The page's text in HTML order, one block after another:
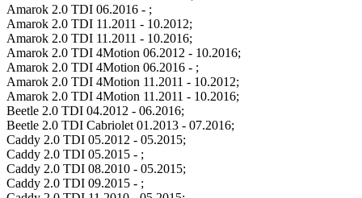
Amarok 2.0 TDI 06.2016 - ;
Amarok 2.0 TDI 11.2011 - 10.2012;
Amarok 2.0 TDI 11.2011 - 10.2016;
Amarok 2.0 TDI 4Motion 06.2012 - 10.2016;
Amarok 2.0 TDI 4Motion 06.2016 - ;
Amarok 2.0 TDI 4Motion 11.2011 - 10.2012;
Amarok 2.0 TDI 4Motion 11.2011 - 10.2016;
Beetle 2.0 TDI 04.2012 - 06.2016;
Beetle 2.0 TDI Cabriolet 01.2013 - 07.2016;
Caddy 2.0 TDI 05.2012 - 05.2015;
Caddy 2.0 TDI 05.2015 - ;
Caddy 2.0 TDI 08.2010 - 05.2015;
Caddy 2.0 TDI 09.2015 - ;